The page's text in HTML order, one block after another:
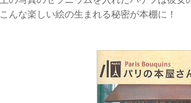
こんな楽しい絵の生まれる秘密が本棚に！